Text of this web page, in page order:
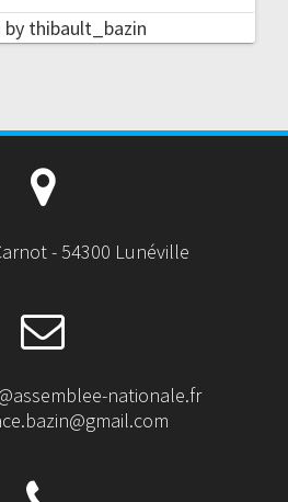
by thibault_bazin
- 54300 Lunéville
nationale.fr